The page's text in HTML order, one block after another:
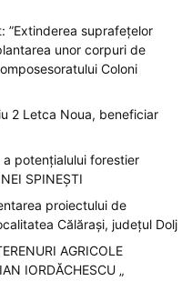
”Extinderea suprafețelor
unor corpuri de
Coloni
2 Letca Noua, beneficiar
potențialului forestier
SPINEȘTI
proiectului de
Călărași, județul Dolj
AGRICOLE
IORDĂCHESCU „